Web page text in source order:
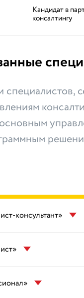
Кандидат в
консалтингу
специалистов,
консультант»